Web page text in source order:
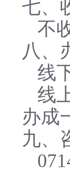
七、
不
八、
线
线
办成
九、